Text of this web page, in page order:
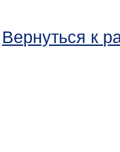
Вернуться к